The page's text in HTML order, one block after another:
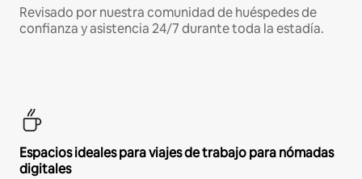
Revisado por nuestra comunidad de huéspedes de
confianza y asistencia 24/7 durante toda la estadía.
Espacios ideales para viajes de trabajo para nómadas
digitales